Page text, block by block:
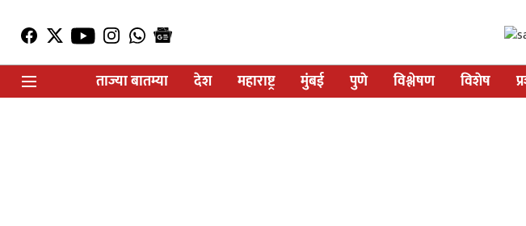
ताज्या बातम्या
देश महाराष्ट्र मुंबई पुणे विश्लेषण विशेष